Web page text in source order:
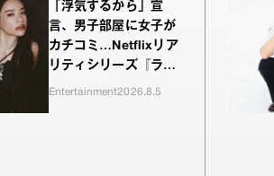
「浮気するから」宣
言、男子部屋に女子が
カチコミ…Netflixリア
リティシリーズ『ラヴ
上等』シーズン2、新
Entertainment2026.8.5